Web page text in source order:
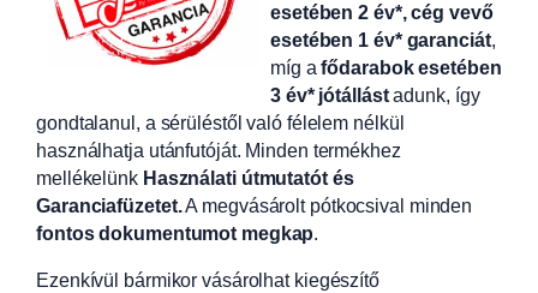
esetében 2 év*, cég vevő
esetében 1 év* garanciát,
míg afődarabok esetében
3 év* jótállástadunk, így
gondtalanul, a sérüléstől való félelem nélkül
használhatja utánfutóját. Minden termékhez
mellékelünk Használati útmutatót és
Garanciafüzetet.A megvásárolt pótkocsival minden
fontos dokumentumot megkap.
Ezenkívül bármikor vásárolhat kiegészítő